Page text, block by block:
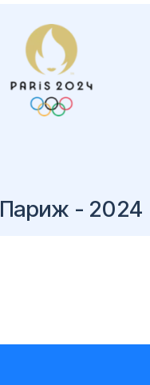
Париж - 2024